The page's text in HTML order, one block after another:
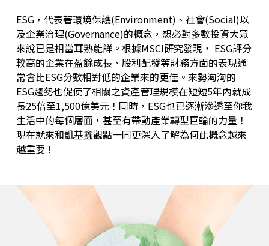
ESG，代表著環境保護(Environment)、社會(Social)以
及企業治理(Governance)的概念，想必對多數投資大眾
來說已是相當耳熟能詳。根據MSCI研究發現， ESG評分
較高的企業在盈餘成長、股利配發等財務方面的表現通
常會比ESG分數相對低的企業來的更佳。來勢洶洶的
ESG趨勢也促使了相關之資產管理規模在短短5年內就成
長25倍至1,500億美元！同時，ESG也已逐漸滲透至你我
生活中的每個層面，甚至有帶動產業轉型巨輪的力量！
現在就來和凱基鑫觀點一同更深入了解為何此概念越來
越重要！